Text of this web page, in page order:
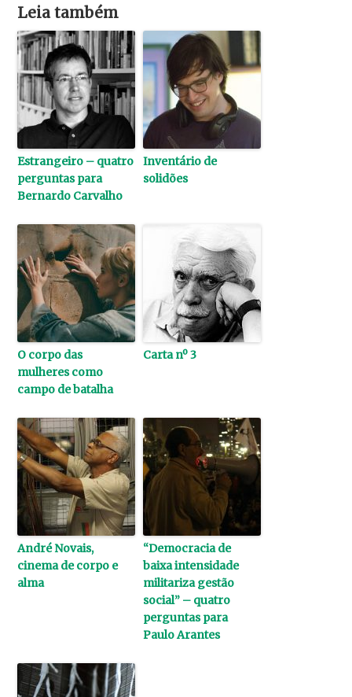
Leia também
Estrangeiro – quatro
perguntas para
Bernardo Carvalho
Inventário de
solidões
O corpo das
mulheres como
campo de batalha
Carta nº 3
André Novais,
cinema de corpo e
alma
“Democracia de
baixa intensidade
militariza gestão
social” – quatro
perguntas para
Paulo Arantes